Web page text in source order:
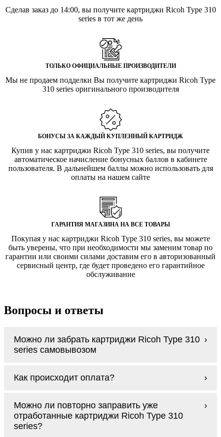
Сделав заказ до 14:00, вы получите картриджи Ricoh Type 310
series в тот же день
ТОЛЬКО ОФИЦИАЛЬНЫЕ ПРОИЗВОДИТЕЛИ
Мы не продаем подделки Вы получите картриджи Ricoh Type
310 series оригинального производителя
БОНУСЫ ЗА КАЖДЫЙ КУПЛЕННЫЙ КАРТРИДЖ
Купив у нас картриджи Ricoh Type 310 series, вы получите
автоматическое начисление бонусных баллов в кабинете
пользователя. В дальнейшем баллы можно использовать для
оплаты на нашем сайте
ГАРАНТИЯ МАГАЗИНА НА ВСЕ ТОВАРЫ
Покупая у нас картриджи Ricoh Type 310 series, вы можете
быть уверены, что при необходимости мы заменим товар по
гарантии или своими силами доставим его в авторизованный
сервисный центр, где будет проведено его гарантийное
обслуживание
Вопросы и ответы
Можно ли забрать картриджи Ricoh Type 310
series самовывозом
доставим заказ и сделаем это бесплатно
Мы гарантируем цельность упаковки, когда
доставляем Вам картриджи Ricoh Type 310
series
Как происходит оплата?
series наличными курьеру при получении
заказа.
Можно ли повторно заправить уже
отработанные картриджи Ricoh Type 310
series?